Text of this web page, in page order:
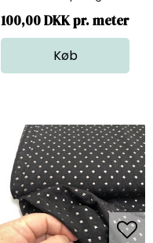
100,00 DKK pr. meter